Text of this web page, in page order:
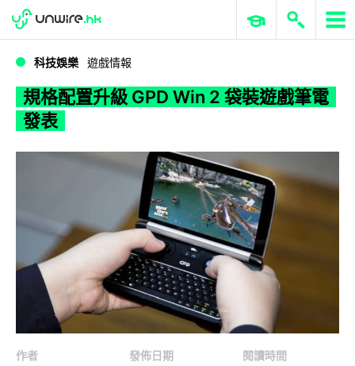
規格配置升級 GPD Win 2 袋裝遊戲筆電發表
WWDC 2026 ERP 與商業 AI
科技娛樂 遊戲情報
規格配置升級 GPD Win 2 袋裝遊戲筆電
發表
作者
發佈日期
閱讀時間